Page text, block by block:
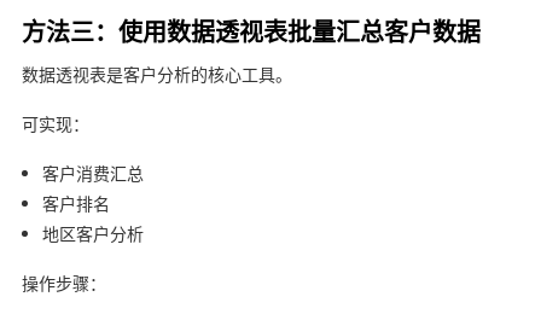
方法三：使用数据透视表批量汇总客户数据
数据透视表是客户分析的核心工具。
可实现：
客户消费汇总
客户排名
地区客户分析
操作步骤：